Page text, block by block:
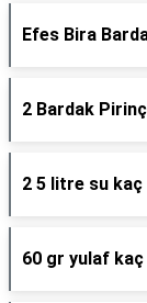
Efes Bira
2 Bardak
2 5 litre su kaç
60 gr yulaf